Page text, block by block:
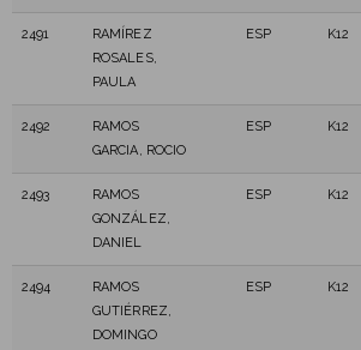
2491
RAMÍREZ
ROSALES,
PAULA
ESP K12
2492
RAMOS
GARCIA, ROCIO
ESP K12
2493
RAMOS
GONZÁLEZ,
DANIEL
ESP K12
2494
RAMOS
GUTIÉRREZ,
DOMINGO
ESP K12